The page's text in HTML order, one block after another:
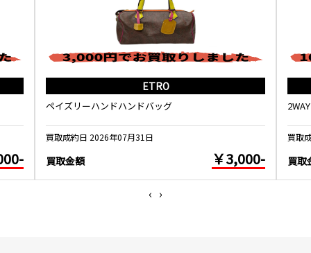
ETRO
ペイズリーハンドハンドバッグ
買取成約日 2026年07月31日
買取金額 ￥3,000-
買取
買取
‹ ›